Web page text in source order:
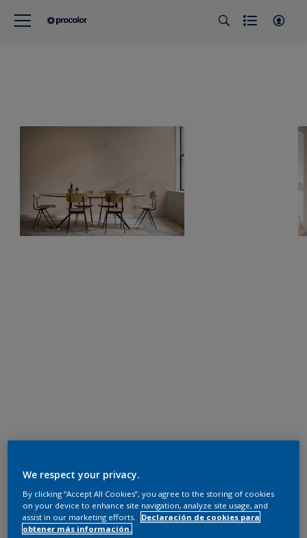
We respect your privacy.
By clicking “Accept All Cookies”, you agree to the storing of cookies
on your device to enhance site navigation, analyze site usage, and
assist in our marketing efforts.
Declaración de cookies para
obtener más información.